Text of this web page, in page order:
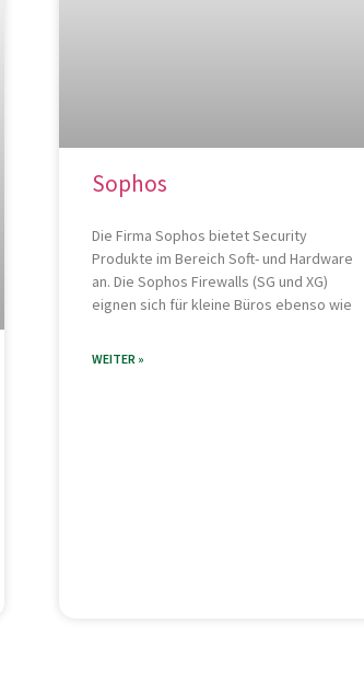
Sophos
Die Firma Sophos bietet Security
Produkte im Bereich Soft- und Hardware
an. Die Sophos Firewalls (SG und XG)
eignen sich für kleine Büros ebenso wie
WEITER »